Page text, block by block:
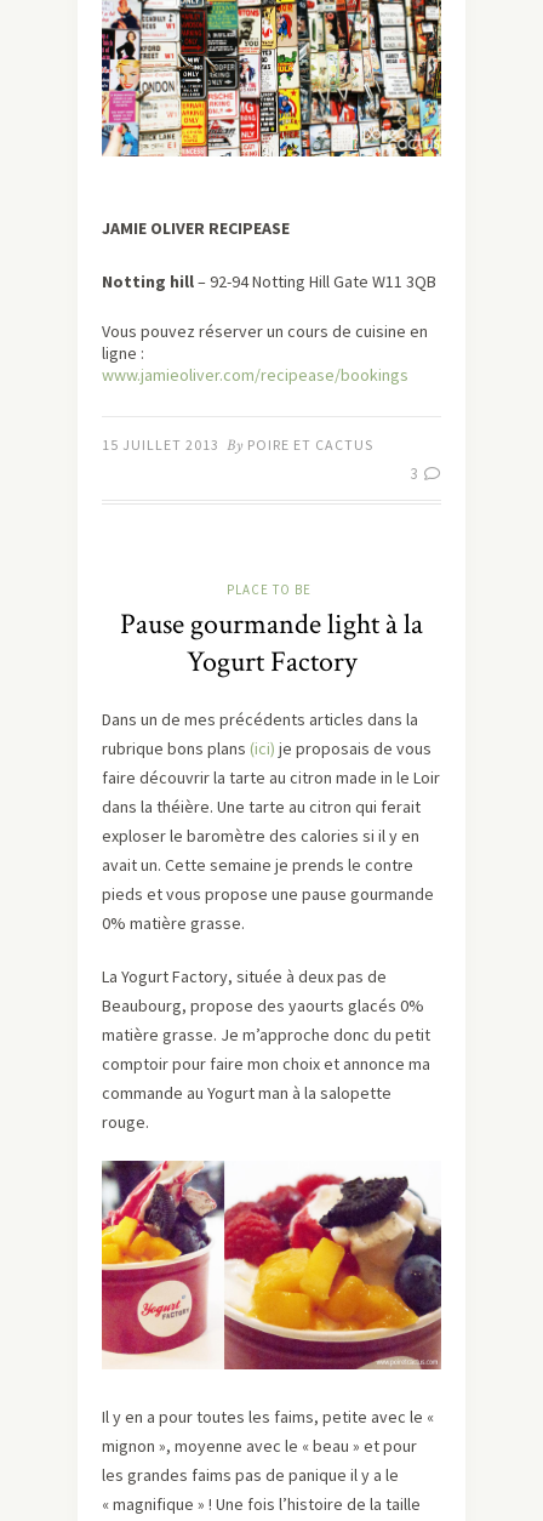
JAMIE OLIVER RECIPEASE
Notting hill– 92-94 Notting Hill Gate W11 3QB
Vous pouvez réserver un cours de cuisine en
ligne :
www.jamieoliver.com/recipease/bookings
15 JUILLET 2013 By POIRE ET CACTUS
3
PLACE TO BE
Pause gourmande light à la
Yogurt Factory
Dans un de mes précédents articles dans la
rubrique bons plans (ici) je proposais de vous
faire découvrir la tarte au citron made in le Loir
dans la théière. Une tarte au citron qui ferait
exploser le baromètre des calories si il y en
avait un. Cette semaine je prends le contre
pieds et vous propose une pause gourmande
0% matière grasse.
La Yogurt Factory, située à deux pas de
Beaubourg, propose des yaourts glacés 0%
matière grasse. Je m’approche donc du petit
comptoir pour faire mon choix et annonce ma
commande au Yogurt man à la salopette
rouge.
Il y en a pour toutes les faims, petite avec le «
mignon », moyenne avec le « beau » et pour
les grandes faims pas de panique il y a le
« magnifique » ! Une fois l’histoire de la taille